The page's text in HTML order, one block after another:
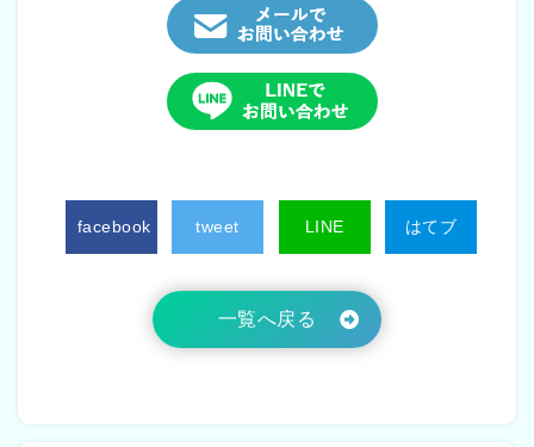
facebook tweet LINE はてブ
一覧へ戻る